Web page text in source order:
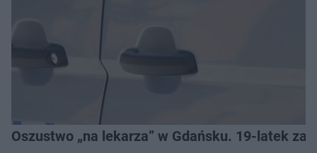
Oszustwo „na lekarza” w Gdańsku. 19-latek